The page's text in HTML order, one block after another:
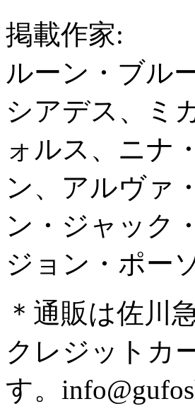
掲載作家:
ルーン・ブル
シアデス、ミ
ォルス、ニナ
ン、アルヴァ
ン・ジャック
ジョン・ポー
＊通販は佐川
クレジットカ
す。